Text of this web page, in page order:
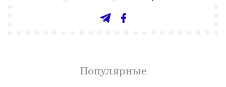
Популярные